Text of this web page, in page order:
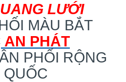
LƯỚI
MÀU BẮT
AN PHÁT
PHỐI RỘNG
QUỐC